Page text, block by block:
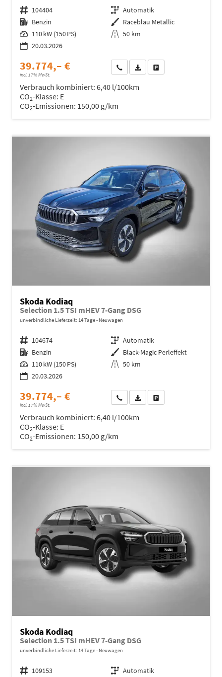
Fahrzeugnr. 104404 Getriebe Automatik
Kraftstoff Benzin Außenfarbe Raceblau Metallic
Leistung 110 kW (150 PS) Kilometerstand 50 km
20.03.2026
39.774,– €
incl. 17% MwSt.
Wir rufen Sie anFahrzeugexposé (PDF)
Verbrauch kombiniert: 6,40 l/100km
CO2-Klasse: E
CO2-Emissionen: 150,00 g/km
Skoda Kodiaq
Selection 1.5 TSI mHEV 7-Gang DSG
unverbindliche Lieferzeit: 14 Tage Neuwagen
Fahrzeugnr. 104674 Getriebe Automatik
Kraftstoff Benzin Außenfarbe Black-Magic Perleffekt
Leistung 110 kW (150 PS) Kilometerstand 50 km
20.03.2026
39.774,– €
incl. 17% MwSt.
Wir rufen Sie anFahrzeugexposé (PDF)
Verbrauch kombiniert: 6,40 l/100km
CO2-Klasse: E
CO2-Emissionen: 150,00 g/km
Skoda Kodiaq
Selection 1.5 TSI mHEV 7-Gang DSG
unverbindliche Lieferzeit: 14 Tage Neuwagen
Fahrzeugnr. 109153 Getriebe Automatik